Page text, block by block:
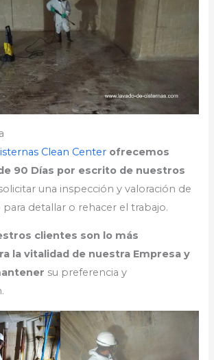
Clean Center ofrecemos
90 Días por escrito de nuestros
una inspección y valoración de
para detallar o rehacer el trabajo.
clientes son lo más
la vitalidad de nuestra Empresa y
su preferencia y